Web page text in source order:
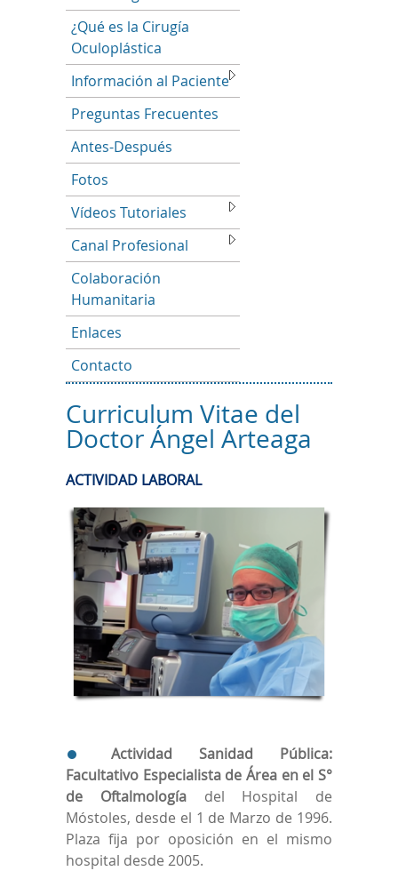
¿Qué es la Cirugía
Oculoplástica
Información al Paciente
Preguntas Frecuentes
Antes-Después
Fotos
Vídeos Tutoriales
Canal Profesional
Colaboración
Humanitaria
Enlaces
Contacto
Curriculum Vitae del
Doctor Ángel Arteaga
ACTIVIDAD LABORAL
Actividad Sanidad Pública:
Facultativo Especialista de Área en el S°
de Oftalmologíadel Hospital de
Móstoles, desde el 1 de Marzo de 1996.
Plaza fija por oposición en el mismo
hospital desde 2005.